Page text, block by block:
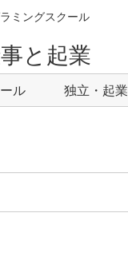
ミングスクール
と起業
ル 独立・起業